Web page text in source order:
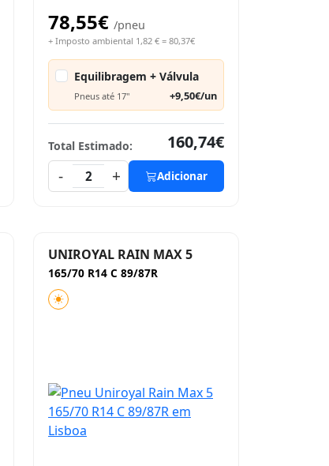
78,55€ /pneu
+ Imposto ambiental 1,82 € = 80,37€
Equilibragem + Válvula
Pneus até 17" +9,50€/un
Total Estimado:
160,74€
-
2 + Adicionar
UNIROYAL RAIN MAX 5
165/70 R14 C 89/87R